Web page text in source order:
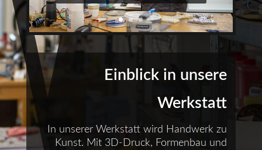
Einblick in unsere
Werkstatt
In unserer Werkstatt wird Handwerk zu
Kunst. Mit 3D-Druck, Formenbau und